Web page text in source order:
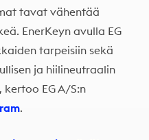
tavat vähentää
EnerKeyn avulla EG
tarpeisiin sekä
ja hiilineutraalin
EG A/S:n
.